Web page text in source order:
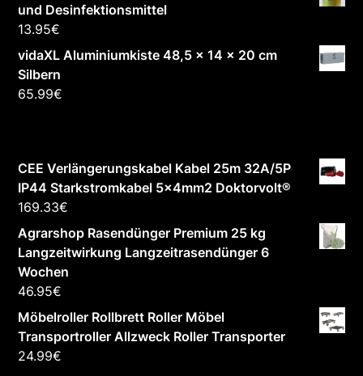
und Desinfektionsmittel
13.95€
vidaXL Aluminiumkiste 48,5 x 14 x 20 cm
Silbern
65.99€
CEE Verlängerungskabel Kabel 25m 32A/5P
IP44 Starkstromkabel 5x4mm2 Doktorvolt®
169.33€
Agrarshop Rasendünger Premium 25 kg
Langzeitwirkung Langzeitrasendünger 6
Wochen
46.95€
Möbelroller Rollbrett Roller Möbel
Transportroller Allzweck Roller Transporter
24.99€